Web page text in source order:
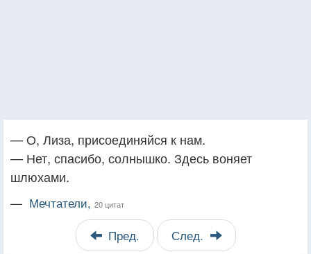
— О, Лиза, присоединяйся к нам.
— Нет, спасибо, солнышко. Здесь воняет
шлюхами.
— Мечтатели, 20 цитат
Пред. След.